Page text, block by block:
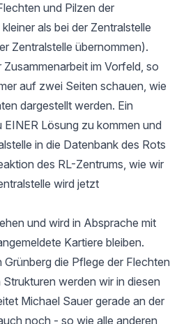
und Pilzen der
als bei der Zentralstelle
Zentralstelle übernommen).
im Vorfeld, so
auf zwei Seiten schauen, wie
dargestellt werden. Ein
Lösung zu kommen und
in die Datenbank des Rots
des RL-Zentrums, wie wir
wird jetzt
und wird in Absprache mit
Kartiere bleiben.
die Pflege der Flechten
werden wir in diesen
Michael Sauer gerade an der
noch - so wie alle anderen